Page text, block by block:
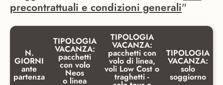
precontrattuali e condizioni generali"
N.
GIORNI
ante
partenza
TIPOLOGIA
VACANZA:
pacchetti
con volo
Neos
o linea
TIPOLOGIA
VACANZA:
pacchetti con
volo di linea,
voli Low Cost o
traghetti -
TIPOLOGIA
VACANZA:
solo
soggiorno